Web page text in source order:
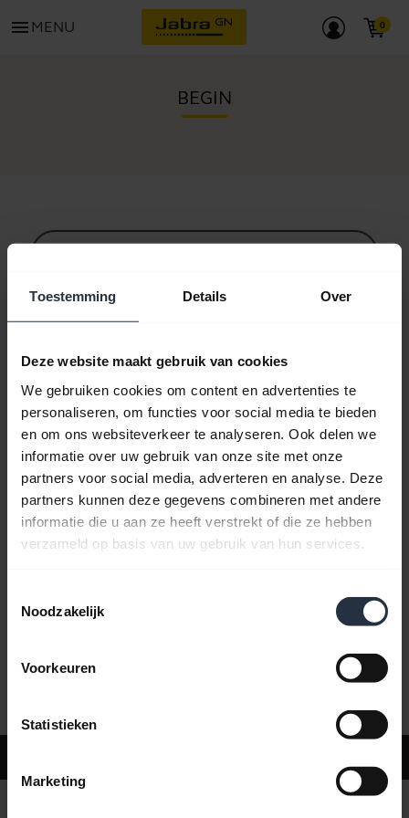
Toestemming Details Over
Deze website maakt gebruik van cookies
We gebruiken cookies om content en advertenties te
personaliseren, om functies voor social media te bieden
en om ons websiteverkeer te analyseren. Ook delen we
informatie over uw gebruik van onze site met onze
partners voor social media, adverteren en analyse. Deze
partners kunnen deze gegevens combineren met andere
informatie die u aan ze heeft verstrekt of die ze hebben
verzameld op basis van uw gebruik van hun services.
Noodzakelijk
Voorkeuren
Statistieken
Marketing
menu MENU
BEGIN
Bluetooth-koppelgids
Veelgestelde vragen
Productdocumenten